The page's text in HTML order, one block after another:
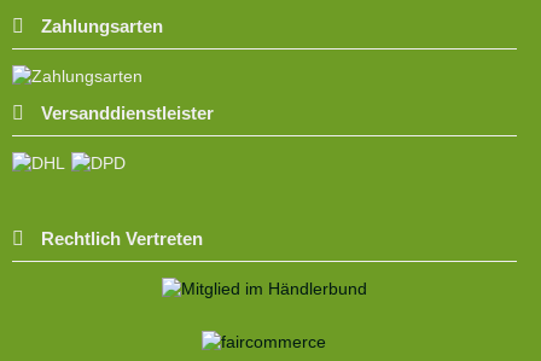
Zahlungsarten
Versanddienstleister
Rechtlich Vertreten